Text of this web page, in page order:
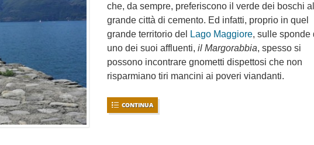
che, da sempre, preferiscono il verde dei boschi
grande città di cemento. Ed infatti, proprio in quel
grande territorio del
Lago Maggiore, sulle sponde
uno dei suoi affluenti, il Margorabbia, spesso si
possono incontrare gnometti dispettosi che non
risparmiano tiri mancini ai poveri viandanti.
CONTINUA